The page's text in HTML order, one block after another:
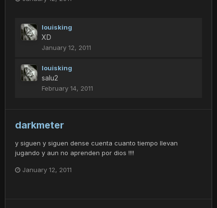
louisking
XD
January 12, 2011
louisking
salu2
February 14, 2011
darkmeter
y siguen y siguen dense cuenta cuanto tiempo llevan
jugando y aun no aprenden por dios !!!!
January 12, 2011